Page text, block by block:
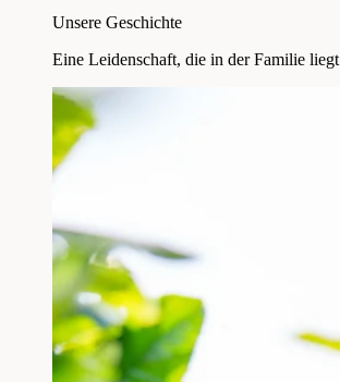
Unsere Geschichte
Eine Leidenschaft, die in der Familie liegt